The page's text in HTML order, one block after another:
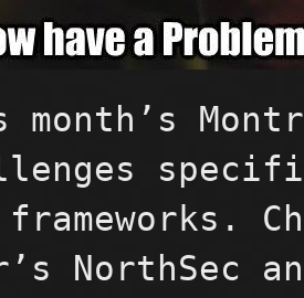
month’s
NorthSec